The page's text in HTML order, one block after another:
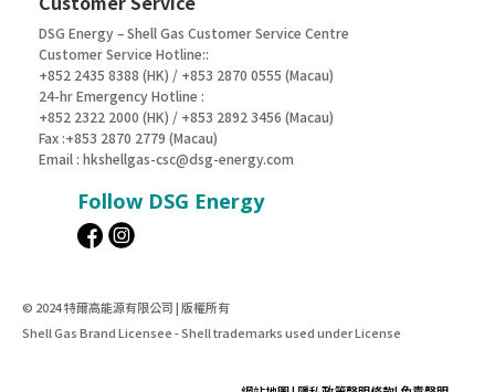
DSG Energy – Shell Gas Customer Service Centre
Customer Service Hotline::
+852 2435 8388 (HK) / +853 2870 0555 (Macau)
24-hr Emergency Hotline :
+852 2322 2000 (HK) / +853 2892 3456 (Macau)
Fax :+853 2870 2779 (Macau)
Email : hkshellgas-csc@dsg-energy.com
Follow DSG Energy
© 2024 特爾高能源有限公司 | 版權所有
Shell Gas Brand Licensee - Shell trademarks used under License